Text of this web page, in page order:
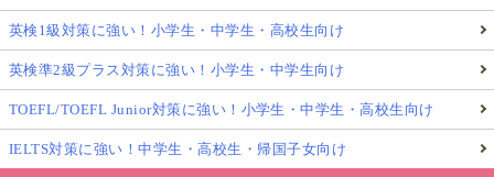
英検1級対策に強い！小学生・中学生・高校生向け
英検準2級プラス対策に強い！小学生・中学生向け
TOEFL/TOEFL Junior対策に強い！小学生・中学生・高校生向け
IELTS対策に強い！中学生・高校生・帰国子女向け